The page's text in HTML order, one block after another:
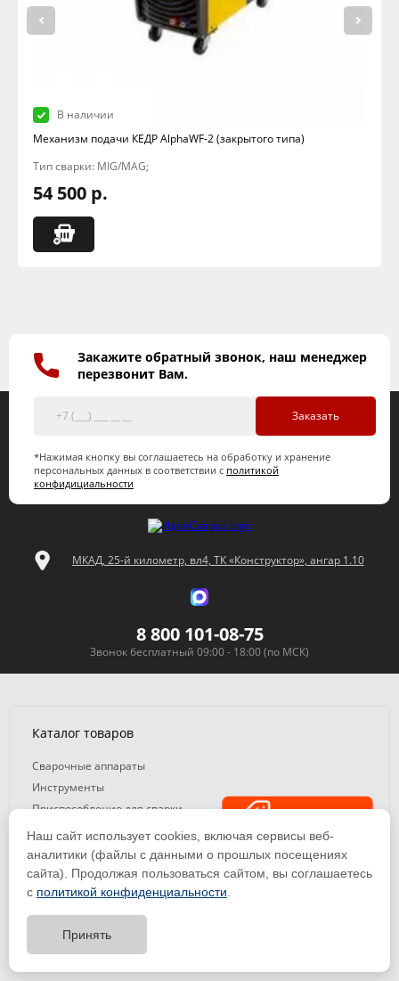
В наличии
Механизм подачи КЕДР AlphaWF-2 (закрытого типа)
Тип сварки: MIG/MAG;
54 500 р.
Закажите обратный звонок, наш менеджер
перезвонит Вам.
Заказать
*Нажимая кнопку вы соглашаетесь на обработку и хранение
персональных данных в соответствии с политикой
конфидициальности
МКАД, 25-й километр, вл4, ТК «Конструктор», ангар 1.10
8 800 101-08-75
Звонок бесплатный 09:00 - 18:00 (по МСК)
Каталог товаров
Сварочные аппараты
Инструменты
Приспособление для сварки
Круги, диски, щетки
Комплектующие и расходники
Кабели и комплектующие
Газосварочное оборудование
Сварочные материалы
Средства защиты
Наш сайт использует cookies, включая сервисы веб-
аналитики (файлы с данными о прошлых посещениях
сайта). Продолжая пользоваться сайтом, вы соглашаетесь
с политикой конфиденциальности
Принять